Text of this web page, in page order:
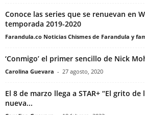
Conoce las series que se renuevan en
temporada 2019-2020
Farandula.co Noticias Chismes de Farandula y
‘Conmigo’ el primer sencillo de Nick
Carolina Guevara - 27 agosto, 2020
El 8 de marzo llega a STAR+ “El grito de
nueva...